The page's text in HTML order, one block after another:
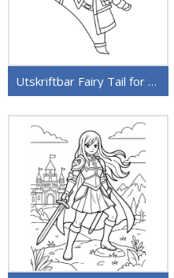
Utskriftbar Fairy Tail for barn